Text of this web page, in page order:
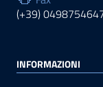
(+39)
INFORMAZIONI